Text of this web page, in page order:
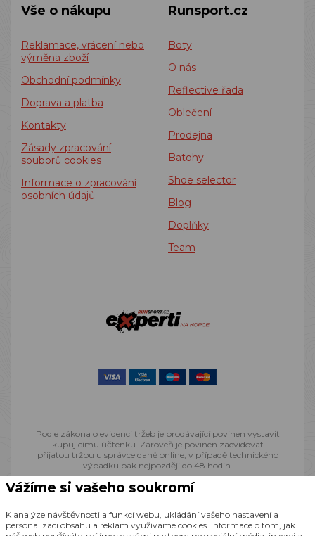
Vše o nákupu
Reklamace, vrácení nebo
výměna zboží
Obchodní podmínky
Doprava a platba
Kontakty
Zásady zpracování
souborů cookies
Informace o zpracování
osobních údajů
Runsport.cz
Boty
O nás
Reflective řada
Oblečení
Prodejna
Batohy
Shoe selector
Blog
Doplňky
Team
Podle zákona o evidenci tržeb je prodávající povinen vystavit
kupujícímu účtenku. Zároveň je povinen zaevidovat
přijatou tržbu u správce daně online; v případě technického
výpadku pak nejpozději do 48 hodin.
Vážíme si vašeho soukromí
K analýze návštěvnosti a funkcí webu, ukládání vašeho nastavení a
personalizaci obsahu a reklam využíváme cookies. Informace o tom, jak